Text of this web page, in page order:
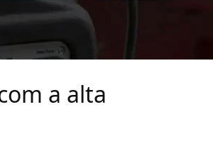
a alta